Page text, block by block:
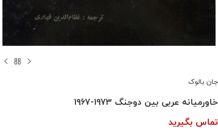
جان بالوک
خاورمیانه عربی بین دوجنگ 1973-1967
تماس بگیرید